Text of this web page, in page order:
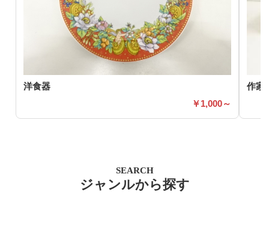
洋食器
1,000～
作家
SEARCH
ジャンルから探す